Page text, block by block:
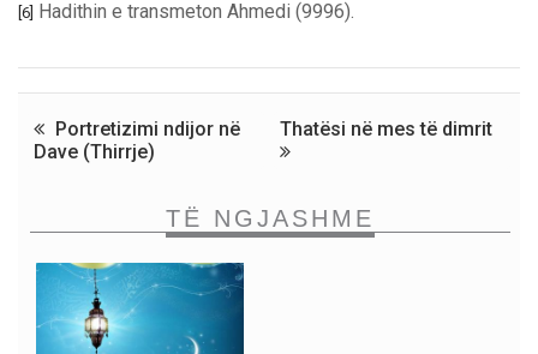
[6] Hadithin e transmeton Ahmedi (9996).
Portretizimi ndijor në
Dave (Thirrje)
Thatësi në mes të dimrit
TË NGJASHME